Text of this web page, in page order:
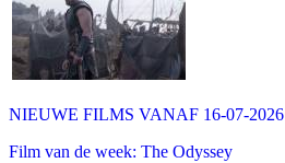
NIEUWE FILMS VANAF 16-07-2026
Film van de week: The Odyssey